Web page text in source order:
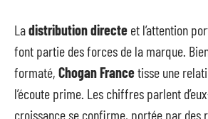
Ladistribution directe et l’attention
font partie des forces de la marque.
formaté, Chogan Francetisse une
l’écoute prime. Les chiffres parlent
croissance se confirme, portée par des